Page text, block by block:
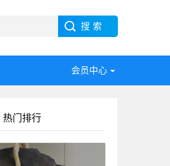
会员中心
热门排行